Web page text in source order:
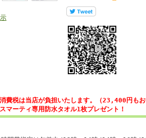
消費税は当店が負担いたします。（23,400円もお
スマーティ専用防水タオル1枚プレゼント！